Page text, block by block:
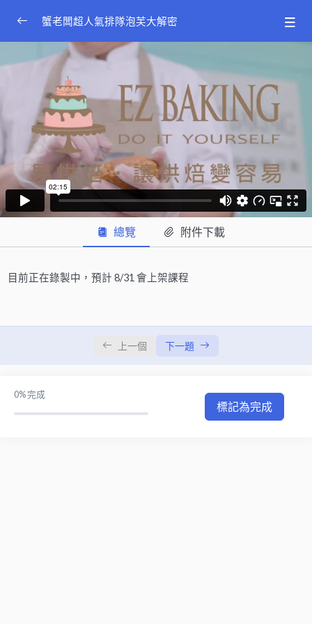
蟹老闆超人氣排隊泡芙大解密
課程說明 02:15
工具介紹
炙燒焦糖布蕾泡芙 0/6
卡兹泡芙 0/5
原味中組珊瑚泡芙
巧克力中組珊瑚泡芙 0/1
蟹老闆超人氣排隊泡芙大解密
總覽 附件下載
目前正在錄製中，預計 8/31 會上架課程
上一個 下一題
0%完成
標記為完成